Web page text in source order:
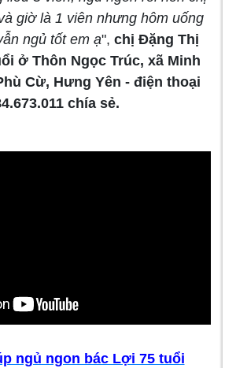
giờ là 1 viên nhưng hôm uống
ngủ tốt em ạ", chị Đặng Thị
ở Thôn Ngọc Trúc, xã Minh
Cừ, Hưng Yên - điện thoại
chía sẻ.
ngủ ngon bác Lợi 75 tuổi